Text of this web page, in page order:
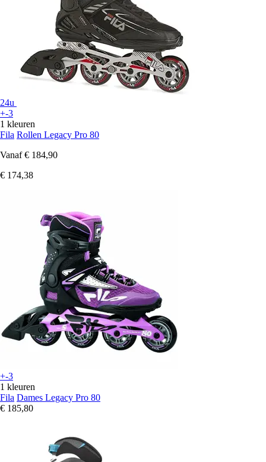
24u
+-3
1 kleuren
Fila Rollen Legacy Pro 80
Vanaf € 184,90
€ 174,38
+-3
1 kleuren
Fila Dames Legacy Pro 80
€ 185,80